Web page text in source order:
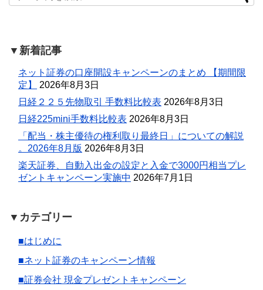
▼新着記事
ネット証券の口座開設キャンペーンのまとめ 【期間限
定】
2026年8月3日
日経２２５先物取引 手数料比較表 2026年8月3日
日経225mini手数料比較表 2026年8月3日
「配当・株主優待の権利取り最終日」についての解説
。2026年8月版 2026年8月3日
楽天証券、自動入出金の設定と入金で3000円相当プレ
ゼントキャンペーン実施中 2026年7月1日
▼カテゴリー
■はじめに
■ネット証券のキャンペーン情報
■証券会社 現金プレゼントキャンペーン